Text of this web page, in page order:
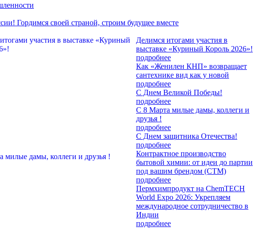
Гордимся своей страной, строим будущее вместе
Делимся итогами участия в
выставке «Куриный Король 2026»!
подробнее
Как «Женилен КНП» возвращает
сантехнике вид как у новой
подробнее
С Днем Великой Победы!
подробнее
С 8 Марта милые дамы, коллеги и
друзья !
подробнее
С Днем защитника Отечества!
подробнее
Контрактное производство
бытовой химии: от идеи до партии
под вашим брендом (СТМ)
подробнее
Пермхимпродукт на ChemTECH
World Expo 2026: Укрепляем
международное сотрудничество в
Индии
подробнее